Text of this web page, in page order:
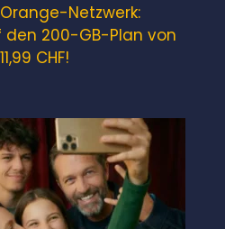
Netzwerk:
200-GB-Plan von
CHF!